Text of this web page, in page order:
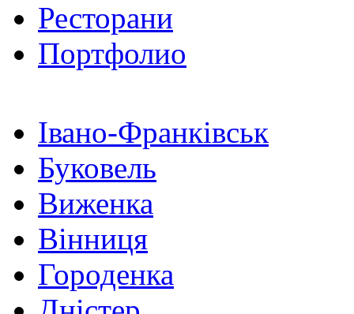
Ресторани
Портфолио
Івано-Франківськ
Буковель
Виженка
Вінниця
Городенка